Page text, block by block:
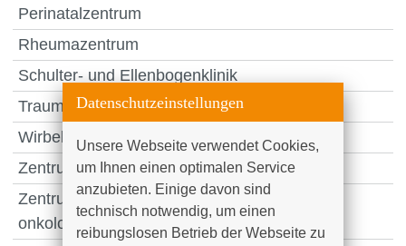
Perinatalzentrum
Rheumazentrum
Schulter- und Ellenbogenklinik
Traumazentrum
Wirbelsäulenzentrum
Zentrum für Gerinnungsstörungen
Zentrum für Hämatologische Neoplasien am
onkologischen Zentrum
Datenschutzeinstellungen
Unsere Webseite verwendet Cookies,
um Ihnen einen optimalen Service
anzubieten. Einige davon sind
technisch notwendig, um einen
reibungslosen Betrieb der Webseite zu